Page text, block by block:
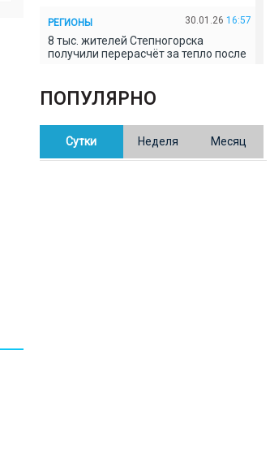
РЕГИОНЫ 30.01.26 16:57
8 тыс. жителей Степногорска
получили перерасчёт за тепло после
В Казахстане готовят новую
редакцию Конституции: меняется
ПОПУЛЯРНО
Сутки Неделя Месяц